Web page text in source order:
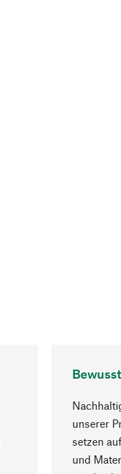
Bewusst
unserer
setzen
und